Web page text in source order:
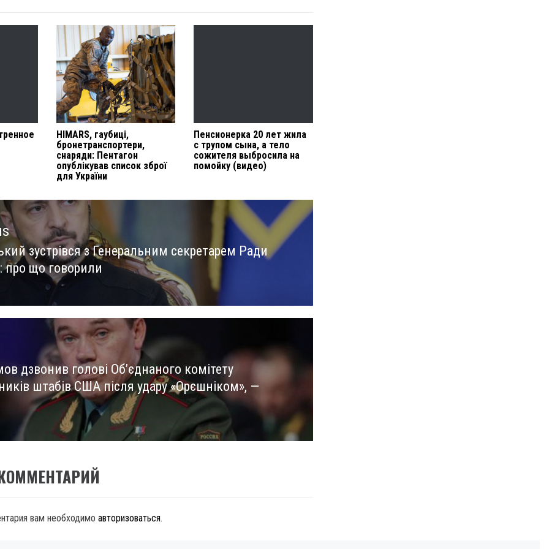
HIMARS, гаубиці,
бронетранспортери,
снаряди: Пентагон
опублікував список зброї
для України
Пенсионерка 20 лет жила
с трупом сына, а тело
сожителя выбросила на
помойку (видео)
зустрівся з Генеральним секретарем Ради
про що говорили
дзвонив голові Об’єднаного комітету
штабів США після удару «Орєшніком», —
вам необходимо авторизоваться.